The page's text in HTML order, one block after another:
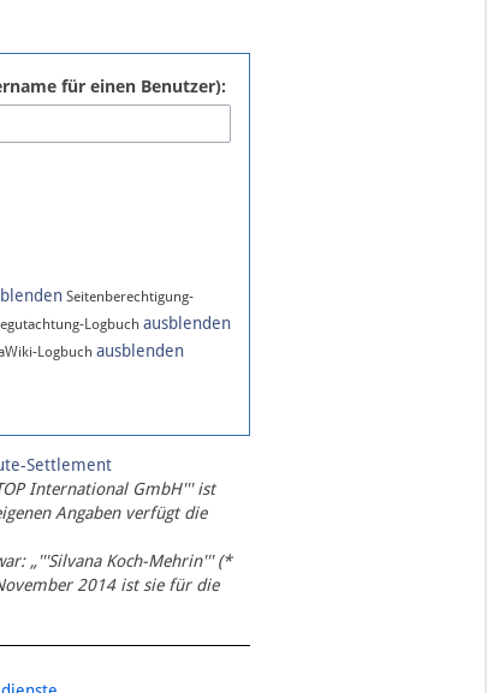
für einen Benutzer):
Seitenberechtigung-
Logbuch ausblenden
Logbuch ausblenden
Settlement
International GmbH''' ist
Angaben verfügt die
„'''Silvana Koch-Mehrin''' (*
2014 ist sie für die